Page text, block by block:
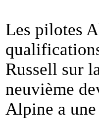
Les pilotes
Russell sur
neuvième
Alpine a